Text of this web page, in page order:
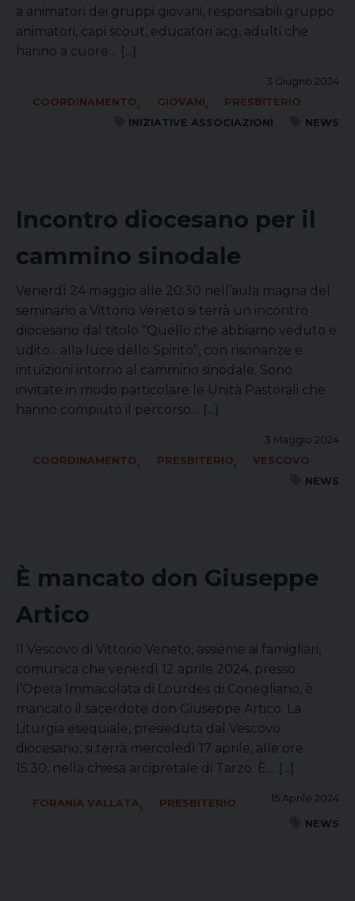
a animatori dei gruppi giovani, responsabili gruppo
animatori, capi scout, educatori acg, adulti che
hanno a cuore… [...]
3 Giugno 2024
COORDINAMENTO, GIOVANI,
PRESBITERIO
INIZIATIVE ASSOCIAZIONI
NEWS
Incontro diocesano per il
cammino sinodale
Venerdì 24 maggio alle 20.30 nell’aula magna del
seminario a Vittorio Veneto si terrà un incontro
diocesano dal titolo “Quello che abbiamo veduto e
udito... alla luce dello Spirito”, con risonanze e
intuizioni intorno al cammino sinodale. Sono
invitate in modo particolare le Unità Pastorali che
hanno compiuto il percorso… [...]
3 Maggio 2024
COORDINAMENTO, PRESBITERIO,
VESCOVO
NEWS
È mancato don Giuseppe
Artico
Il Vescovo di Vittorio Veneto, assieme ai famigliari,
comunica che venerdì 12 aprile 2024, presso
l’Opera Immacolata di Lourdes di Conegliano, è
mancato il sacerdote don Giuseppe Artico. La
Liturgia esequiale, presieduta dal Vescovo
diocesano, si terrà mercoledì 17 aprile, alle ore
15.30, nella chiesa arcipretale di Tarzo. È… [...]
15 Aprile 2024
FORANIA VALLATA,
PRESBITERIO
NEWS